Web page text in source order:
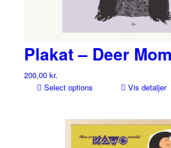
Plakat – Deer Mom
200,00 kr.
Select options
Vis detaljer